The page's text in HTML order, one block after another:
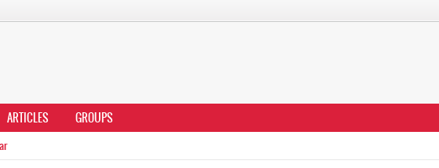
ARTICLES GROUPS